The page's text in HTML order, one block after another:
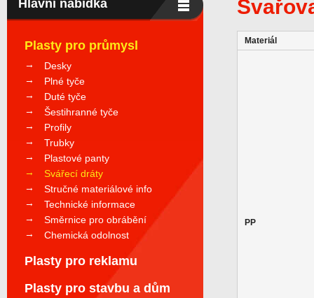
Materiál
PP
Hlavní nabídka
Plasty pro průmysl
Desky
Plné tyče
Duté tyče
Šestihranné tyče
Profily
Trubky
Plastové panty
Svářecí dráty
Stručné materiálové info
Technické informace
Směrnice pro obrábění
Chemická odolnost
Plasty pro reklamu
Plasty pro stavbu a dům